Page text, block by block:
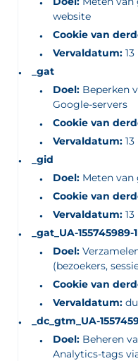
website
Cookie van
Vervaldatum:
_gat
Doel: Beperken
Google-servers
Cookie van
Vervaldatum:
_gid
Doel: Meten van
Cookie van
Vervaldatum:
_gat_UA-155745989-
Doel:
(bezoekers,
Cookie van
Vervaldatum:
_dc_gtm_UA-
Doel: Beheren
Analytics-tags